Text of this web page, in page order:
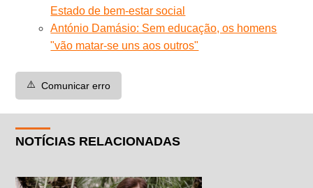
Estado de bem-estar social
António Damásio: Sem educação, os homens
"vão matar-se uns aos outros"
⚠️ Comunicar erro
NOTÍCIAS RELACIONADAS